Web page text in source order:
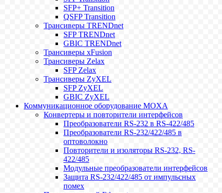
SFP+ Transition
QSFP Transition
Трансиверы TRENDnet
SFP TRENDnet
GBIC TRENDnet
Трансиверы xFusion
Трансиверы Zelax
SFP Zelax
Трансиверы ZyXEL
SFP ZyXEL
GBIC ZyXEL
Коммуникационное оборудование MOXA
Конвертеры и повторители интерфейсов
Преобразователи RS-232 в RS-422/485
Преобразователи RS-232/422/485 в
оптоволокно
Повторители и изоляторы RS-232, RS-
422/485
Модульные преобразователи интерфейсов
Защита RS-232/422/485 от импульсных
помех